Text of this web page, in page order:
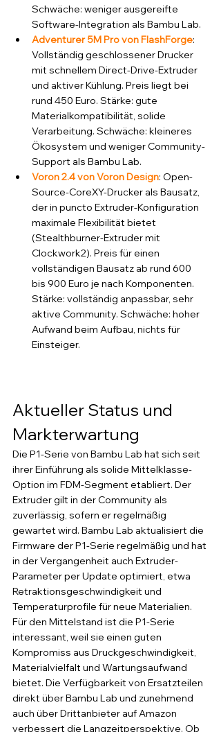
Schwäche: weniger ausgereifte
Software-Integration als Bambu Lab.
Adventurer 5M Pro von FlashForge:
Vollständig geschlossener Drucker
mit schnellem Direct-Drive-Extruder
und aktiver Kühlung. Preis liegt bei
rund 450 Euro. Stärke: gute
Materialkompatibilität, solide
Verarbeitung. Schwäche: kleineres
Ökosystem und weniger Community-
Support als Bambu Lab.
Voron 2.4 von Voron Design: Open-
Source-CoreXY-Drucker als Bausatz,
der in puncto Extruder-Konfiguration
maximale Flexibilität bietet
(Stealthburner-Extruder mit
Clockwork2). Preis für einen
vollständigen Bausatz ab rund 600
bis 900 Euro je nach Komponenten.
Stärke: vollständig anpassbar, sehr
aktive Community. Schwäche: hoher
Aufwand beim Aufbau, nichts für
Einsteiger.
Aktueller Status und
Markterwartung
Die P1-Serie von Bambu Lab hat sich seit
ihrer Einführung als solide Mittelklasse-
Option im FDM-Segment etabliert. Der
Extruder gilt in der Community als
zuverlässig, sofern er regelmäßig
gewartet wird. Bambu Lab aktualisiert die
Firmware der P1-Serie regelmäßig und hat
in der Vergangenheit auch Extruder-
Parameter per Update optimiert, etwa
Retraktionsgeschwindigkeit und
Temperaturprofile für neue Materialien.
Für den Mittelstand ist die P1-Serie
interessant, weil sie einen guten
Kompromiss aus Druckgeschwindigkeit,
Materialvielfalt und Wartungsaufwand
bietet. Die Verfügbarkeit von Ersatzteilen
direkt über Bambu Lab und zunehmend
auch über Drittanbieter auf Amazon
verbessert die Langzeitperspektive. Ob